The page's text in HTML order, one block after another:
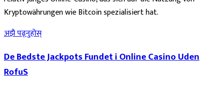
Kryptowährungen wie Bitcoin spezialisiert hat.
अझै पढ्नुहोस्
De Bedste Jackpots Fundet i Online Casino Uden
RofuS